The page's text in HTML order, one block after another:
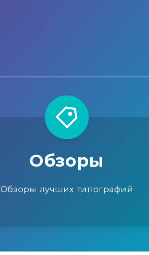
Обзоры
Обзоры лучших типографий